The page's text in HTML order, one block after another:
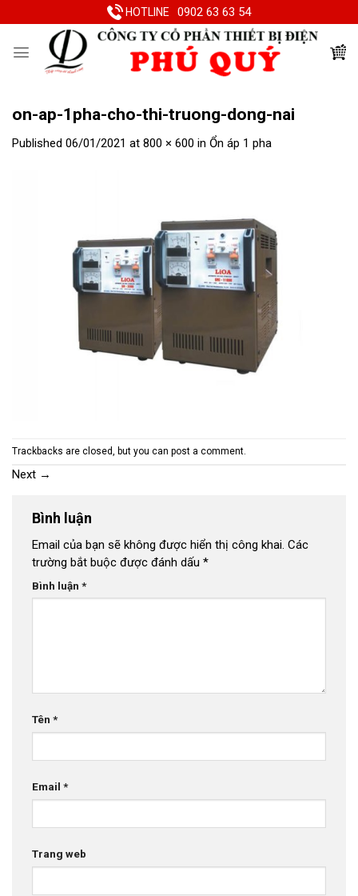
to
HOTLINE 0902 63 63 54
on-ap-1pha-cho-thi-truong-dong-nai
Published 06/01/2021 at 800 × 600 in Ổn áp 1 pha
Trackbacks are closed, but you can post a comment.
Next →
Bình luận
Email của bạn sẽ không được hiển thị công khai. Các
trường bắt buộc được đánh dấu *
Bình luận *
Tên *
Email *
Trang web